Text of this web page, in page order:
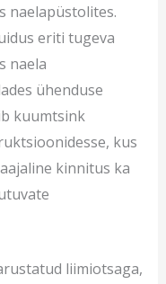
naelapüstolites.
eriti tugeva
naela
ühenduse
kuumtsink
kus
kinnitus ka
liimiotsaga,